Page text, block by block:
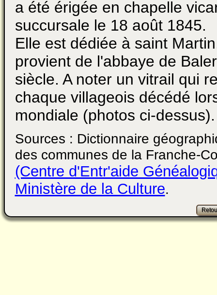
a été érigée en chapelle
succursale le 18 août 1845.
Elle est dédiée à saint
provient de l'abbaye de
siècle. A noter un vitrail qui
chaque villageois décédé
mondiale (photos ci-dessus).
Sources : Dictionnaire
des communes de la Franche-
(Centre d'Entr'aide
Ministère de la Culture.